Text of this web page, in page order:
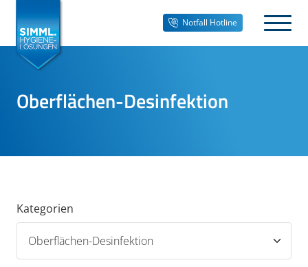
Notfall Hotline
Oberflächen-Desinfektion
Kategorien